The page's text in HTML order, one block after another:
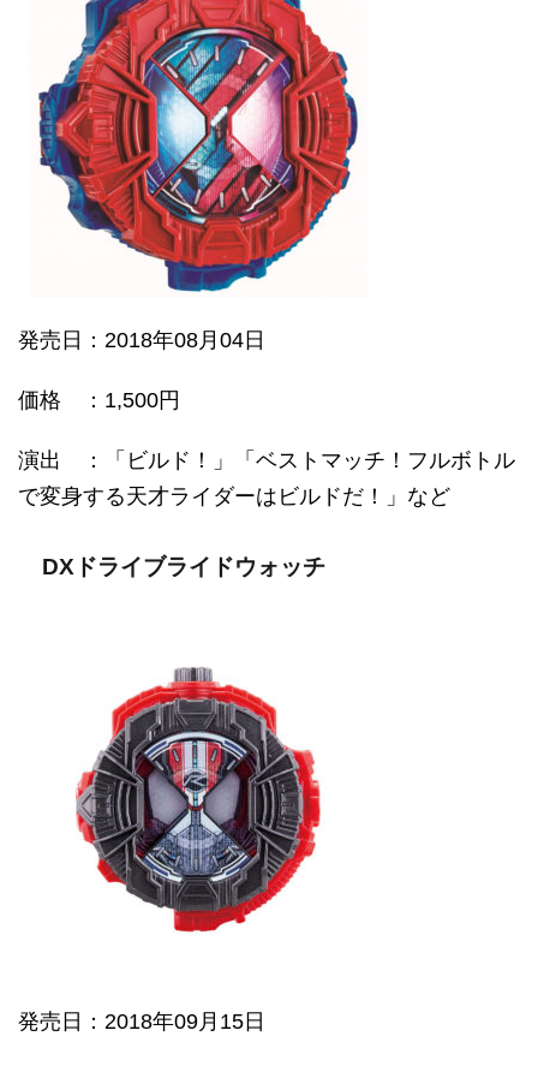
発売日：2018年08月04日
価格 ：1,500円
演出 ：「ビルド！」「ベストマッチ！フルボトル
で変身する天才ライダーはビルドだ！」など
DXドライブライドウォッチ
発売日 ：2018年09月15日